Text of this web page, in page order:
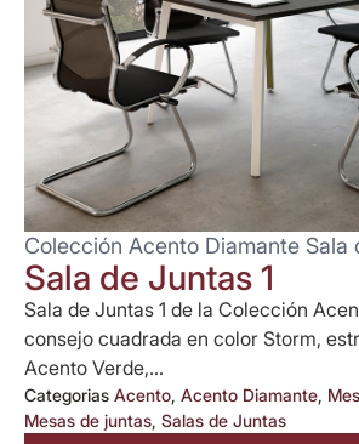
Colección Acento Diamante Sala
Sala de Juntas 1
Sala de Juntas 1 de la Colección
consejo cuadrada en color Storm,
Acento Verde,...
Categorias Acento, Acento Diamante,
Mesas de juntas, Salas de Juntas